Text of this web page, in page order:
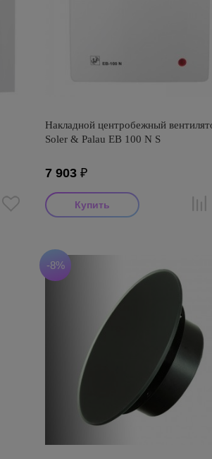
Накладной центробежный
Soler & Palau EB 100 N S
7 903 ₽
-8%